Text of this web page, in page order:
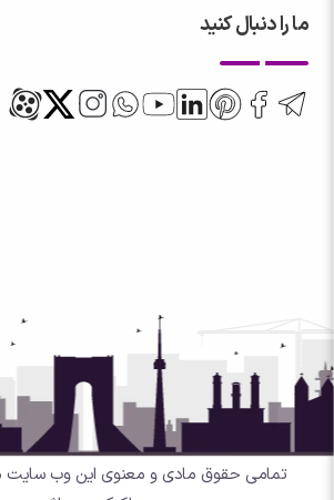
ما را دنبال کنید
تمامی حقوق مادی و معنوی این وب سایت